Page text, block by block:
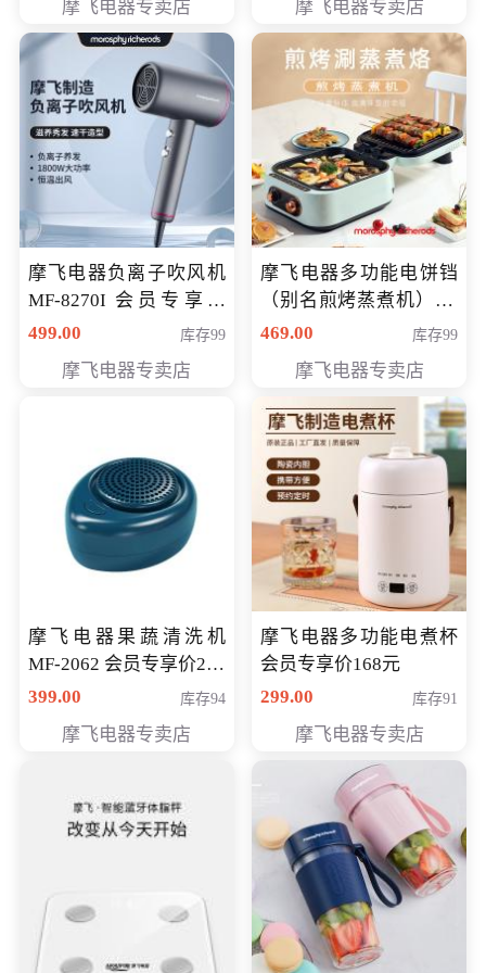
摩飞电器专卖店 摩飞电器专卖店
摩飞电器负离子吹风机
MF-8270I 会员专享价
369元
499.00 库存99
摩飞电器专卖店
摩飞电器多功能电饼铛
（别名煎烤蒸煮机） 型
号MF-8888B 会员专享
469.00 库存99
摩飞电器专卖店
摩飞电器果蔬清洗机
MF-2062 会员专享价268
元
399.00 库存94
摩飞电器专卖店
摩飞电器多功能电煮杯
会员专享价168元
299.00
库存91
摩飞电器专卖店